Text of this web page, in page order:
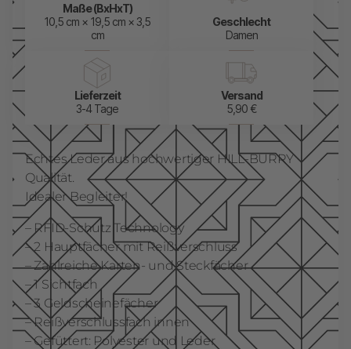
Maße (BxHxT)
10,5 cm × 19,5 cm × 3,5
cm
Geschlecht
Damen
Lieferzeit
3-4 Tage
Versand
5,90 €
Echtes Leder aus hochwertiger HILL-BURRY
Qualität.
Idealer Begleiter!
– RFID-Schutz Technology
– 2 Hauptfächer mit Reißverschluss
– Zahlreiche Karten- und Steckfächer
– 1 Sichtfach
– 3 Geldscheinefächer
– Reißverschlussfach innen
– Gefüttert: Polyester und Leder